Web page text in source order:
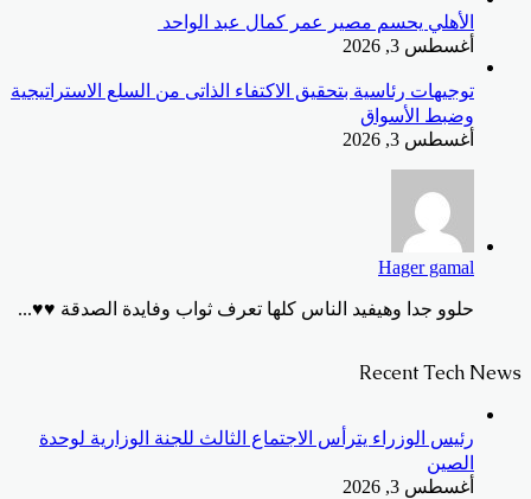
الأهلي يحسم مصير عمر كمال عبد الواحد
أغسطس 3, 2026
توجيهات رئاسية بتحقيق الاكتفاء الذاتى من السلع الاستراتيجية
وضبط الأسواق
أغسطس 3, 2026
Hager gamal
حلوو جدا وهيفيد الناس كلها تعرف ثواب وفايدة الصدقة ♥️♥️...
Recent Tech News
رئيس الوزراء يترأس الاجتماع الثالث للجنة الوزارية لوحدة
الصين
أغسطس 3, 2026